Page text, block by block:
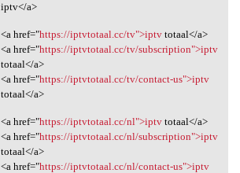
iptv</a>
<a href="https://iptvtotaal.cc/tv">iptvtotaal</a>
<a href="https://iptvtotaal.cc/tv/subscription">iptv
totaal</a>
<a href="https://iptvtotaal.cc/tv/contact-us">iptv
totaal</a>
<a href="https://iptvtotaal.cc/nl">iptvtotaal</a>
<a href="https://iptvtotaal.cc/nl/subscription">iptv
totaal</a>
<a href="https://iptvtotaal.cc/nl/contact-us">iptv